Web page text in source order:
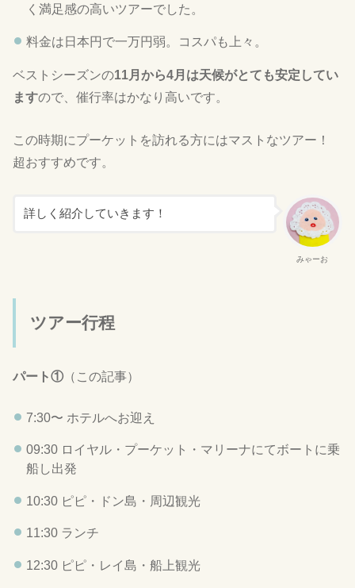
く満足感の高いツアーでした。
料金は日本円で一万円弱。コスパも上々。
ベストシーズンの11月から4月は天候がとても安定してい
ますので、催行率はかなり高いです。
この時期にプーケットを訪れる方にはマストなツアー！
超おすすめです。
みゃーお
詳しく紹介していきます！
ツアー行程
パート① （この記事）
7:30〜 ホテルへお迎え
09:30 ロイヤル・プーケット・マリーナにてボートに乗
船し出発
10:30 ピピ・ドン島・周辺観光
11:30 ランチ
12:30 ピピ・レイ島・船上観光